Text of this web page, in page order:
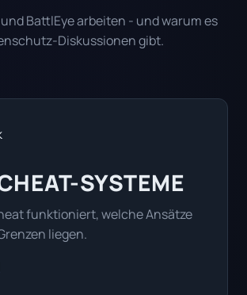
und BattlEye arbeiten - und warum es
Diskussionen gibt.
SYSTEME
funktioniert, welche Ansätze
liegen.